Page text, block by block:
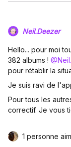
Neil.Deezer
Hello... pour moi
382 albums ! ​
pour rétablir la
Je suis ravi de
Pour tous les
correctif. Je vous
1 personne